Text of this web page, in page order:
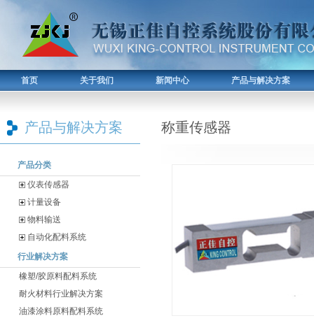
首页 关于我们 新闻中心 产品与解决方案
产品与解决方案
产品分类
仪表传感器
计量设备
物料输送
自动化配料系统
行业解决方案
橡塑/胶原料配料系统
耐火材料行业解决方案
油漆涂料原料配料系统
称重传感器